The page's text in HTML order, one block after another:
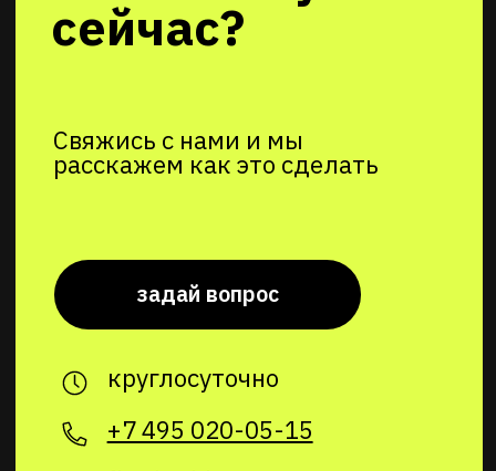
5 минут от станции метро
«Чертановская»
+7 495 020-05-15
Cобственная парковка на территории
клуба